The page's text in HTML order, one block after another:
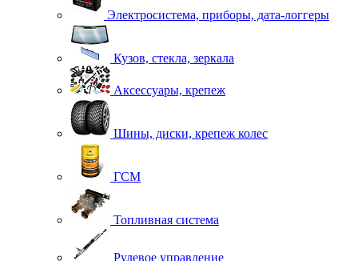
Электросистема, приборы, дата-логгеры
Кузов, стекла, зеркала
Аксессуары, крепеж
Шины, диски, крепеж колес
ГСМ
Топливная система
Рулевое управление